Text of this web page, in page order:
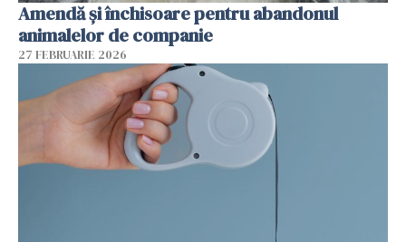
Amendă și închisoare pentru abandonul
animalelor de companie
27 FEBRUARIE 2026